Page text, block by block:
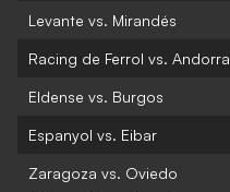
Levante vs. Mirandés
Racing de Ferrol vs. Andorra
Eldense vs. Burgos
Espanyol vs. Eibar
Zaragoza vs. Oviedo